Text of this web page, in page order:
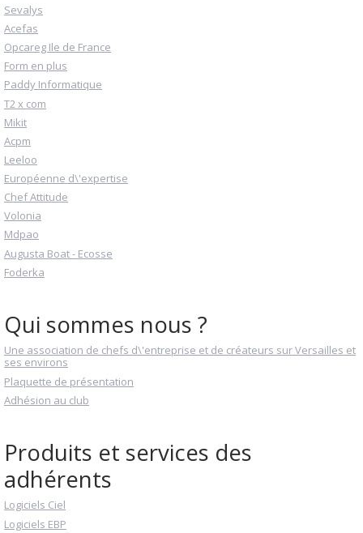
Sevalys
Acefas
Opcareg Ile de France
Form en plus
Paddy Informatique
T2 x com
Mikit
Acpm
Leeloo
Européenne d\'expertise
Chef Attitude
Volonia
Mdpao
Augusta Boat - Ecosse
Foderka
Qui sommes nous ?
Une association de chefs d\'entreprise et de créateurs sur Versailles et
ses environs
Plaquette de présentation
Adhésion au club
Produits et services des
adhérents
Logiciels Ciel
Logiciels EBP